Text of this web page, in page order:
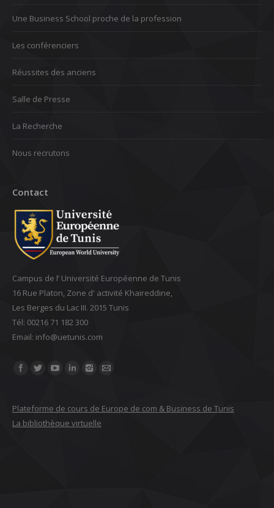
Une Business School proche de la profession
Les conférenciers
Réussites des anciens
Salle de Presse
La Recherche
Nous recrutons
Contact
Campus de l’ Université Européenne de Tunis
16 Rue Platon, Zone d' activité Khaireddine,
Les Berges du Lac III. 2015 Tunis
Tél: 00216 71 182 300
Email: ‎info@uetunis.com
Find us on:
Plateforme de cours de Europe de com & Business de Tunis
La bibliothèque virtuelle